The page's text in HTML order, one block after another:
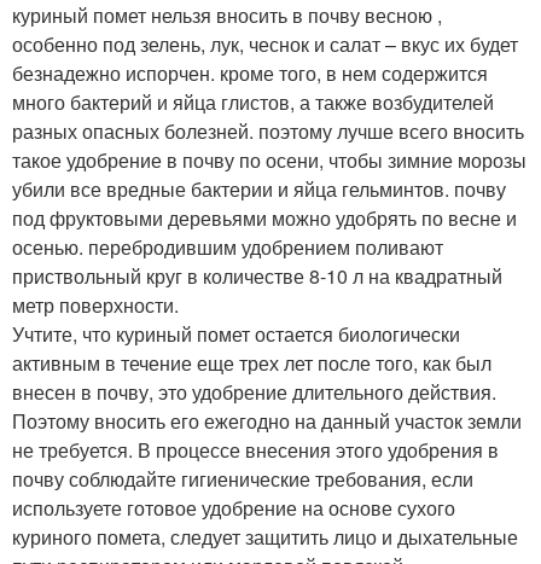
куриный помет нельзя вносить в почву весною ,
особенно под зелень, лук, чеснок и салат – вкус их будет
безнадежно испорчен. кроме того, в нем содержится
много бактерий и яйца глистов, а также возбудителей
разных опасных болезней. поэтому лучше всего вносить
такое удобрение в почву по осени, чтобы зимние морозы
убили все вредные бактерии и яйца гельминтов. почву
под фруктовыми деревьями можно удобрять по весне и
осенью. перебродившим удобрением поливают
приствольный круг в количестве 8-10 л на квадратный
метр поверхности.
Учтите, что куриный помет остается биологически
активным в течение еще трех лет после того, как был
внесен в почву, это удобрение длительного действия.
Поэтому вносить его ежегодно на данный участок земли
не требуется. В процессе внесения этого удобрения в
почву соблюдайте гигиенические требования, если
используете готовое удобрение на основе сухого
куриного помета, следует защитить лицо и дыхательные